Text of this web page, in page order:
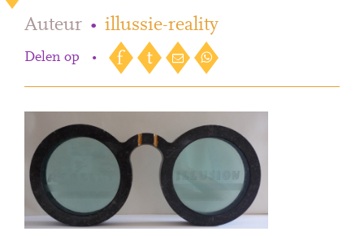
Auteur • illussie-reality
Delen op •